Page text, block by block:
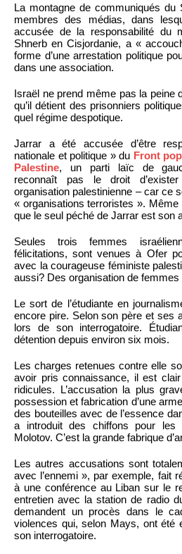
La montagne de communiqués
membres des médias, dans
accusée de la responsabilité du
Shnerb en Cisjordanie, a «
forme d’une arrestation politique
dans une association.
Israël ne prend même pas la peine
qu’il détient des prisonniers
quel régime despotique.
Jarrar a été accusée d’être
nationale et politique » du Front
Palestine, un parti laïc de
reconnaît pas le droit
organisation palestinienne – car ce
« organisations terroristes ».
que le seul péché de Jarrar est son
Seules trois femmes
félicitations, sont venues à Ofer
avec la courageuse féministe
aussi? Des organisation de
Le sort de l’étudiante en
encore pire. Selon son père et ses
lors de son interrogatoire.
détention depuis environ six mois.
Les charges retenues contre elle
avoir pris connaissance, il est
ridicules. L’accusation la plus
possession et fabrication d’une
des bouteilles avec de l’essence
a introduit des chiffons pour les
Molotov. C’est la grande fabrique
Les autres accusations sont
avec l’ennemi », par exemple, fait
à une conférence au Liban sur le
entretien avec la station de radio
demandent un procès dans le
violences qui, selon Mays, ont été
son interrogatoire.